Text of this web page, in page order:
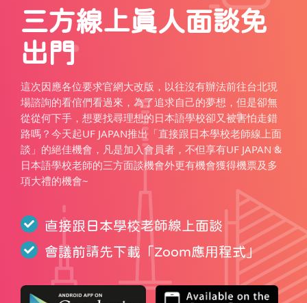
三方線上真人面談免
出門
這次因應各位要求官網大改版，以往沒有辦法前往台北現
場諮詢的看倌們看過來，為了追求自己的夢想，但是卻無
從從何下手，想要找尋理想的日本語學校卻又被害怕走錯
路嗎？今天起UF JAPAN推出「直接跟日本學校老師線上面
談」的絕佳機會，凡是加入會員者，不但享有UF JAPAN &
日本語學校老師的三方面談機會外更有機會獲得機票及多
項大禮的機會~
直接跟日本學校老師線上面談
會議前請先下載「Zoom應用程式」